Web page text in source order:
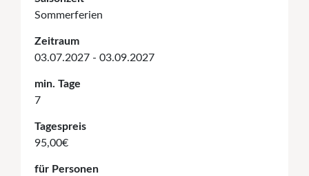
Sommerferien
Zeitraum
03.07.2027 - 03.09.2027
min. Tage
7
Tagespreis
95,00€
für Personen